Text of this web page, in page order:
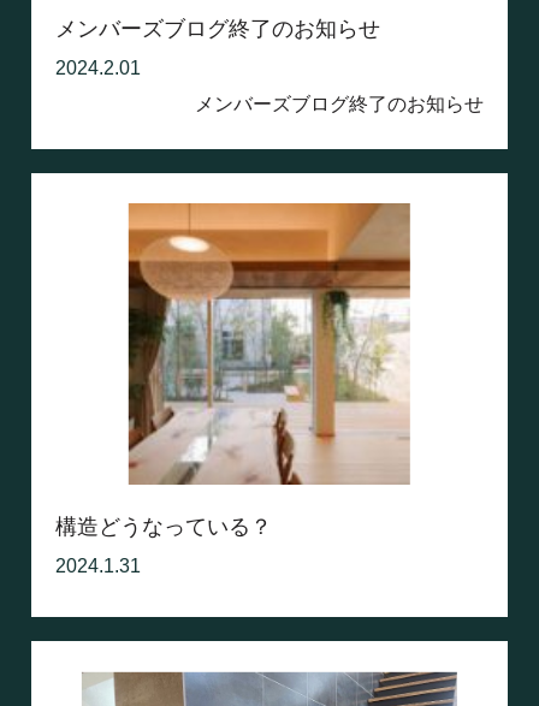
メンバーズブログ終了のお知らせ
2024.2.01
メンバーズブログ終了のお知らせ
構造どうなっている？
2024.1.31